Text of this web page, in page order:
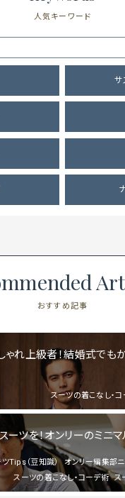
人気キーワード
サ
おすすめ記事
ゃれ上級者！結婚式でも
スーツの着こなし・
ーツを！オンリーのミニ
オンリー編集部ニ
Tips（豆知識）
ス
スーツの着こなし・コーデ術